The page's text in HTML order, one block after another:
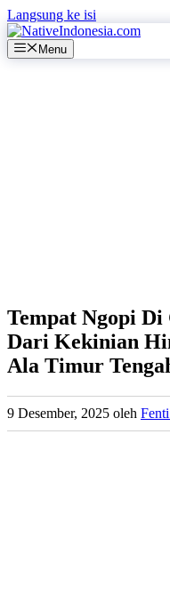
Langsung ke isi
Menu
Tempat Ngopi Di
Dari Kekinian
Ala Timur
9 Desember, 2025 oleh